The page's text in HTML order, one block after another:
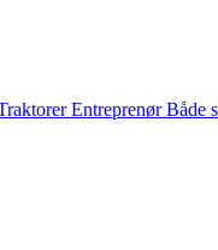
Entreprenør Både